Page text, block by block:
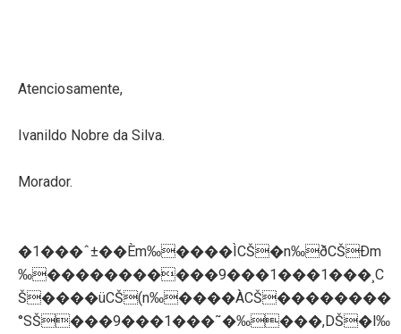
Atenciosamente,
Ivanildo Nobre da Silva.
Morador.
�1���ˆ±��Èm‰����ÌCŠ�n‰ðCŠÐm
‰�����������9���1���1���¸C
Š����üCŠ(n‰����ÀCŠ��������
°SŠ���9���1���˜�‰���,DŠ�l‰